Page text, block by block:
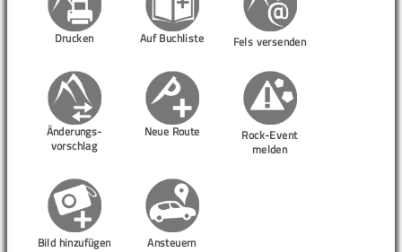
Drucken Auf Buchliste Fels versenden
Änderungs-
vorschlag
Neue Route
Rock-Event
melden
Bild hinzufügen Ansteuern